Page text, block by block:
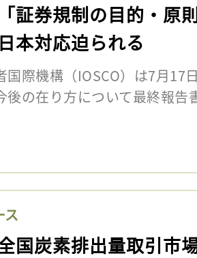
証券規制の目的・原
本対応迫られる
際機構（IOSCO）は7月17
後の在り方について最終報
ス
全国炭素排出量取引市